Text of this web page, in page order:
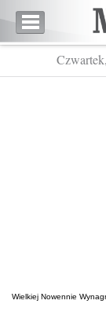
Wielkiej Nowennie